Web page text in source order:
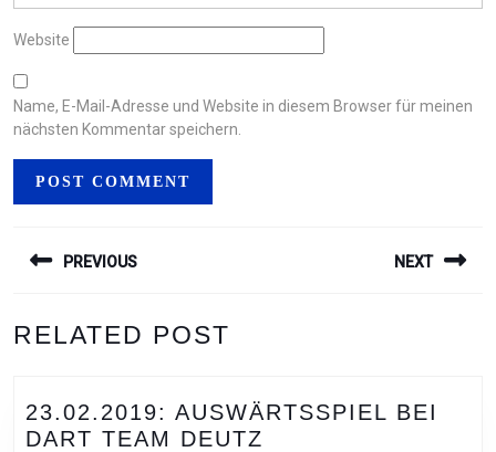
Website
Name, E-Mail-Adresse und Website in diesem Browser für meinen
nächsten Kommentar speichern.
PREVIOUS
post:
NEXT
RELATED POST
23.02.2019: AUSWÄRTSSPIEL BEI
DART TEAM DEUTZ